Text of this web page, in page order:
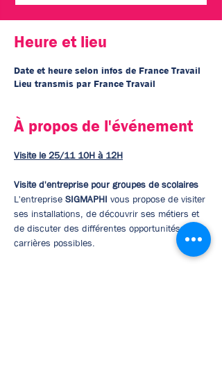
Heure et lieu
Date et heure selon infos de France Travail
Lieu transmis par France Travail
À propos de l'événement
Visite le 25/11 10H à 12H
Visite d'entreprise pour groupes de scolaires
L'entreprise SIGMAPHI vous propose de visiter
ses installations, de découvrir ses métiers et
de discuter des différentes opportunités de
carrières possibles.